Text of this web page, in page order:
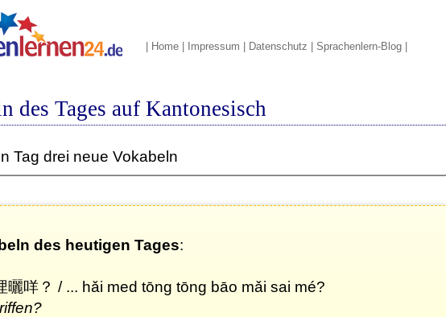
Home Impressum Datenschutz Sprachenlern-Blog
des Tages auf Kantonesisch
Tag drei neue Vokabeln
des heutigen Tages:
曬咩？ / ... hǎi med tōng tōng bāo mǎi sai mé?